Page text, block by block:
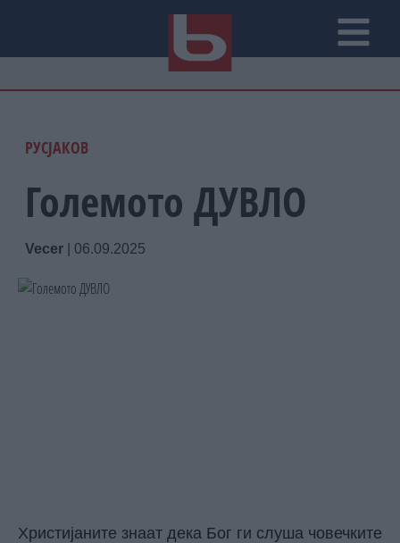
РУСЈАКОВ
Големото ДУВЛО
Vecer 06.09.2025
Христијаните знаат дека Бог ги слуша човечките